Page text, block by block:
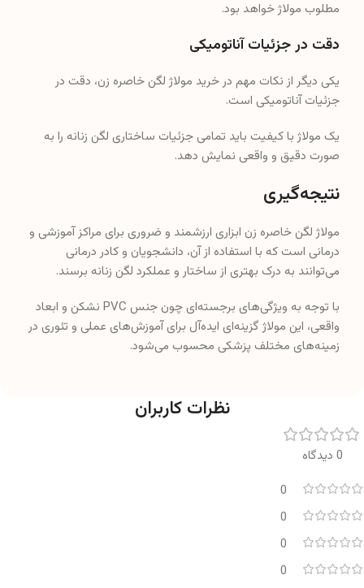
مطلوب مولاژ خواهد بود.
دقت در جزئیات آناتومیکی
یکی دیگر از نکات مهم در خرید مولاژ لگن خاصره زن، دقت در
جزئیات آناتومیکی است.
یک مولاژ با کیفیت باید تمامی جزئیات ساختاری لگن زنانه را به
صورت دقیق و واقعی نمایش دهد.
نتیجه‌گیری
مولاژ لگن خاصره زن ابزاری ارزشمند و ضروری برای مراکز آموزشی و
درمانی است که با استفاده از آن، دانشجویان و کادر درمانی
می‌توانند به درک بهتری از ساختار و عملکرد لگن زنانه برسند.
با توجه به ویژگی‌های برجسته‌ای چون جنس PVC نشکن و ابعاد
واقعی، این مولاژ گزینه‌ای ایده‌آل برای آموزش‌های عملی و تئوری در
زمینه‌های مختلف پزشکی محسوب می‌شود.
نظرات کاربران
0 دیدگاه
0
0
0
0